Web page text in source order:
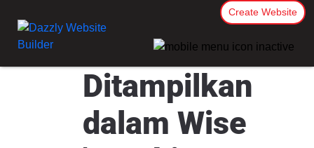
Create Website
Ditampilkan
dalam Wise